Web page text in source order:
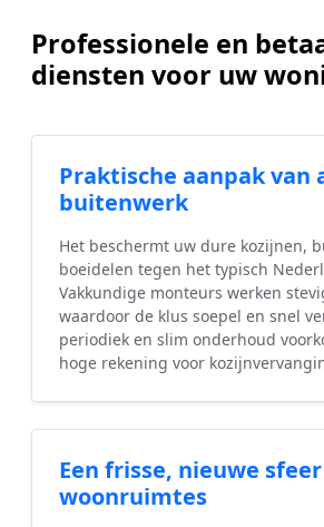
Professionele en
diensten voor uw
Praktische aanpak van
buitenwerk
Het beschermt uw dure kozijnen,
boeidelen tegen het typisch
Vakkundige monteurs werken
waardoor de klus soepel en snel
periodiek en slim onderhoud
hoge rekening voor
Een frisse, nieuwe
woonruimtes